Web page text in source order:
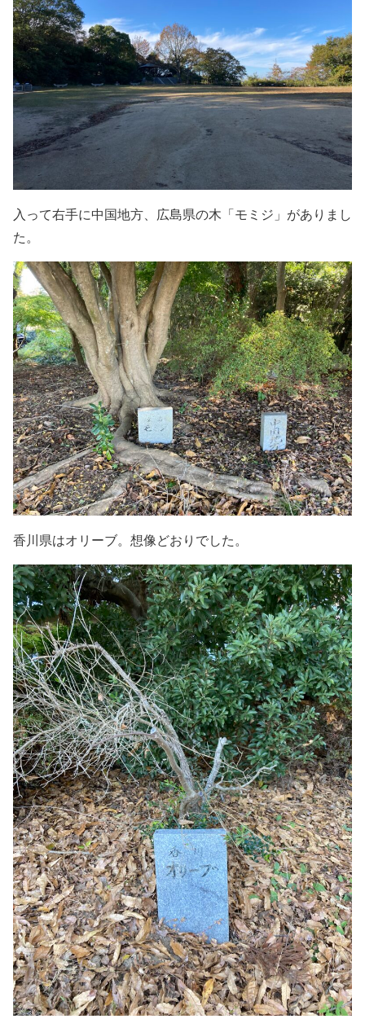
入って右手に中国地方、広島県の木「モミジ」がありまし
た。
香川県はオリーブ。想像どおりでした。